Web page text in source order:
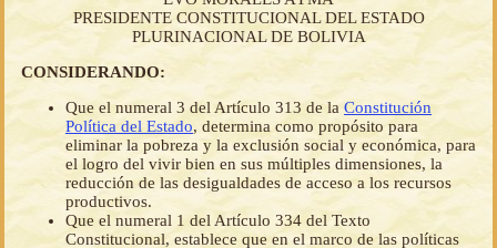
PRESIDENTE CONSTITUCIONAL DEL ESTADO
PLURINACIONAL DE BOLIVIA
CONSIDERANDO:
Que el numeral 3 del Artículo 313 de la Constitución
Política del Estado, determina como propósito para
eliminar la pobreza y la exclusión social y económica, para
el logro del vivir bien en sus múltiples dimensiones, la
reducción de las desigualdades de acceso a los recursos
productivos.
Que el numeral 1 del Artículo 334 del Texto
Constitucional, establece que en el marco de las políticas